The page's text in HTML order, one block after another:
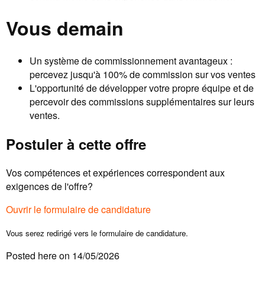
Vous demain
Un système de commissionnement avantageux :
percevez jusqu'à 100% de commission sur vos ventes
L'opportunité de développer votre propre équipe et de
percevoir des commissions supplémentaires sur leurs
ventes.
Postuler à cette offre
Vos compétences et expériences correspondent aux
exigences de l'offre?
Ouvrir le formulaire de candidature
Vous serez redirigé vers le formulaire de candidature.
Posted here on 14/05/2026